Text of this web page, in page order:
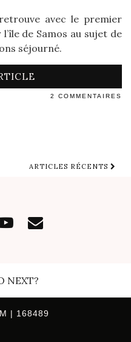
avec le premier
de Samos au sujet de
séjourné.
2 COMMENTAIRES
ARTICLES RÉCENTS
NEXT?
| 168489